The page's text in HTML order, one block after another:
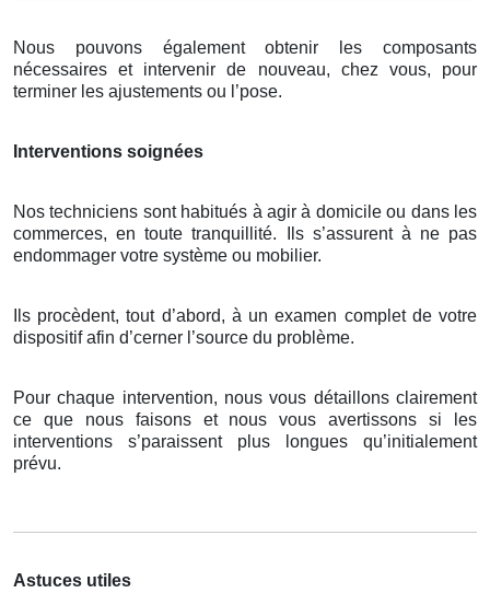
Nous pouvons également obtenir les composants
nécessaires et intervenir de nouveau, chez vous, pour
terminer les ajustements ou l’pose.
Interventions soignées
Nos techniciens sont habitués à agir à domicile ou dans les
commerces, en toute tranquillité. Ils s’assurent à ne pas
endommager votre système ou mobilier.
Ils procèdent, tout d’abord, à un examen complet de votre
dispositif afin d’cerner l’source du problème.
Pour chaque intervention, nous vous détaillons clairement
ce que nous faisons et nous vous avertissons si les
interventions s’paraissent plus longues qu’initialement
prévu.
Astuces utiles